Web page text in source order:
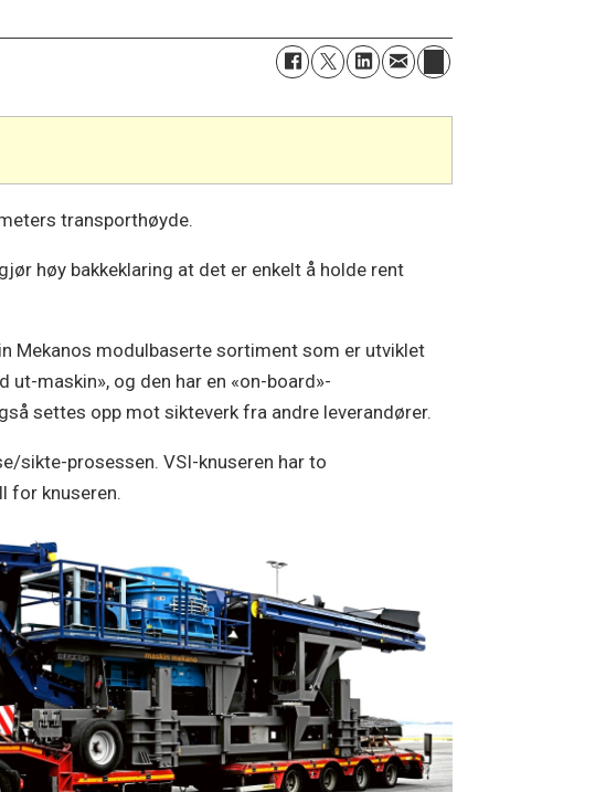
transporthøyde.
høy bakkeklaring at det er enkelt å holde rent
Mekanos modulbaserte sortiment som er utviklet
maskin», og den har en «on-board»-
settes opp mot sikteverk fra andre leverandører.
sikte-prosessen. VSI-knuseren har to
for knuseren.